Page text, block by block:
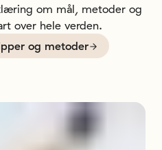
om mål, metoder og
over hele verden.
og metoder